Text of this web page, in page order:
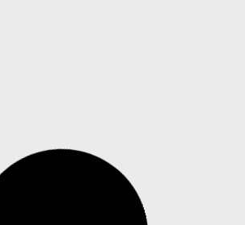
atiradores nos Estados
Guardian indicam que
foram expostos à
fogo em instituições de